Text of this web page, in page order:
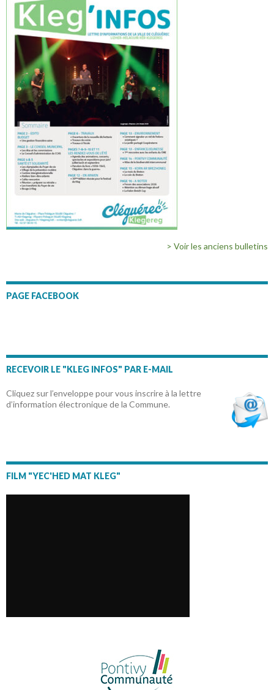
> Voir les anciens bulletins
PAGE FACEBOOK
RECEVOIR LE "KLEG INFOS" PAR E-MAIL
Cliquez sur l’enveloppe pour vous inscrire à la lettre
d’information électronique de la Commune.
FILM "YEC'HED MAT KLEG"